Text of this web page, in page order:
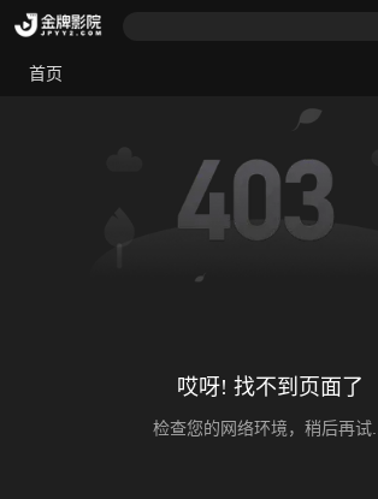
首页
哎呀! 找不到页面了
检查您的网络环境，稍后再试...